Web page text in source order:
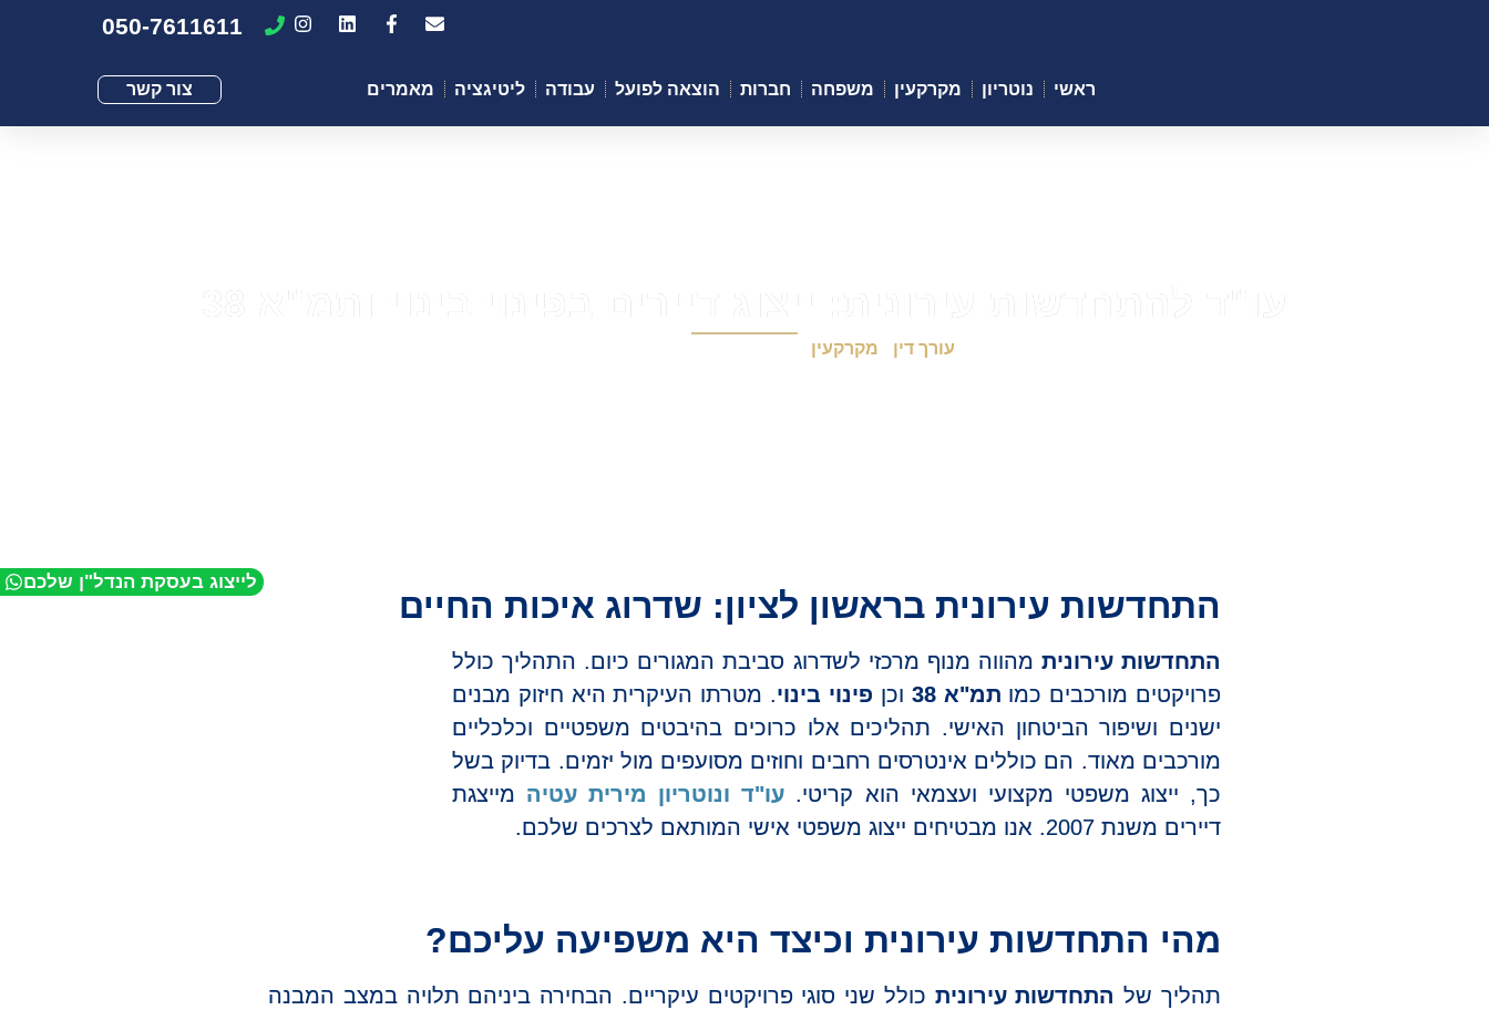
050-7611611
ראשי נוטריון מקרקעין משפחה חברות הוצאה לפועל עבודה ליטיגציה מאמרים צור קשר
לייצוג בעסקת הנדל"ן שלכם
עורך דין מקרקעין
התחדשות עירונית בראשון לציון: שדרוג איכות החיים
התחדשות עירונית מהווה מנוף מרכזי לשדרוג סביבת המגורים כיום. התהליך כולל
פרויקטים מורכבים כמו תמ"א 38 וכן פינוי בינוי. מטרתו העיקרית היא חיזוק מבנים
ישנים ושיפור הביטחון האישי. תהליכים אלו כרוכים בהיבטים משפטיים וכלכליים
מורכבים מאוד. הם כוללים אינטרסים רחבים וחוזים מסועפים מול יזמים. בדיוק בשל
כך, ייצוג משפטי מקצועי ועצמאי הוא קריטי. עו"ד ונוטריון מירית עטיה מייצגת
דיירים משנת 2007. אנו מבטיחים ייצוג משפטי אישי המותאם לצרכים שלכם.
מהי התחדשות עירונית וכיצד היא משפיעה עליכם?
תהליך של התחדשות עירונית כולל שני סוגי פרויקטים עיקריים. הבחירה ביניהם תלויה במצב המבנה